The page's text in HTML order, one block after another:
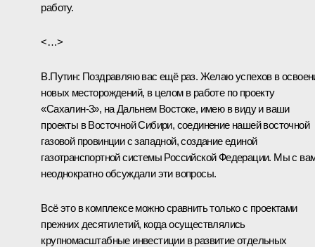
работу.
<…>
В.Путин: Поздравляю вас ещё раз. Желаю успехов в
новых месторождений, в целом в работе по проекту
«Сахалин-3», на Дальнем Востоке, имею в виду и ваши
проекты в Восточной Сибири, соединение нашей восточной
газовой провинции с западной, создание единой
газотранспортной системы Российской Федерации. Мы с
неоднократно обсуждали эти вопросы.
Всё это в комплексе можно сравнить только с проектами
прежних десятилетий, когда осуществлялись
крупномасштабные инвестиции в развитие отдельных